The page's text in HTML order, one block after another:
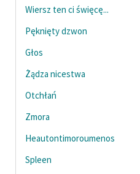
Wiersz ten ci święcę...
Pęknięty dzwon
Głos
Żądza nicestwa
Otchłań
Zmora
Heautontimoroumenos
Spleen